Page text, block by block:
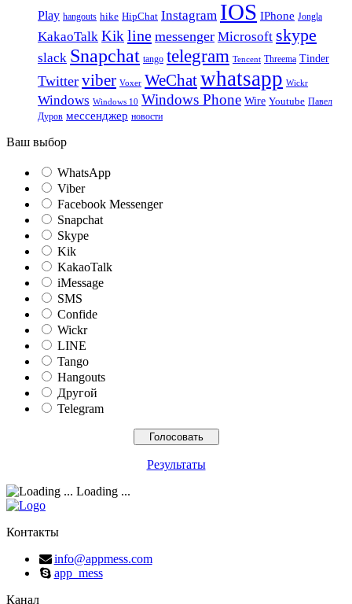
Play hangouts hike HipChat Instagram IOS IPhone Jongla
KakaoTalk Kik line messenger Microsoft skype
slack Snapchat tango telegram Tencent Threema Tinder
Twitter viber Voxer WeChatwhatsapp Wickr
Windows Windows 10 Windows Phone Wire Youtube Павел
Дуров мессенджер новости
Ваш выбор
WhatsApp
Viber
Facebook Messenger
Snapchat
Skype
Kik
KakaoTalk
iMessage
SMS
Confide
Wickr
LINE
Tango
Hangouts
Другой
Telegram
Результаты
Loading ...
Контакты
info@appmess.com
app_mess
Канал